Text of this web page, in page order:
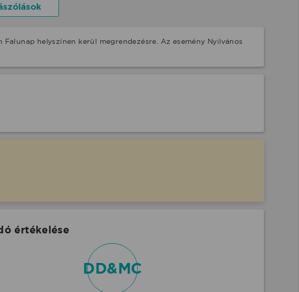
helyszínen kerül megrendezésre. Az esemény Nyilvános
értékelése
DD&MC